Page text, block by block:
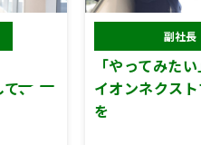
、
副社長
「やってみた
イオンネクス
を